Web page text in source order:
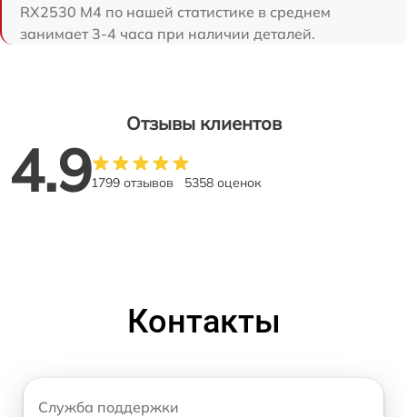
RX2530 M4 по нашей статистике в среднем
занимает 3-4 часа при наличии деталей.
Отзывы клиентов
4.91799 отзывов 5358 оценок
Контакты
Служба поддержки